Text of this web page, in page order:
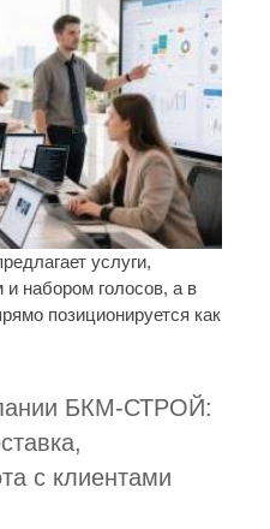
услуги,
и набором голосов, а в
позиционируется как
БКМ-СТРОЙ:
с клиентами